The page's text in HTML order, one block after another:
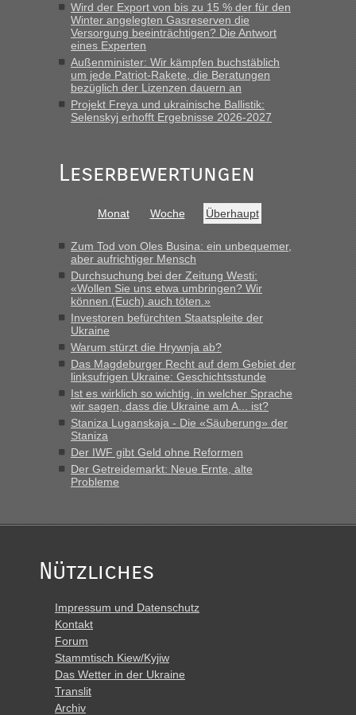
Minuten wurde dann die nächste Welle...“
Berichte und Reisetipps • Re: An welchem
Grenzübergang zwischen Polen und der Ukraine
geht es am schnellsten?
„Derzeit, ist es überall sehr voll an den Grenzen Ukraine/
Polen. Zb. Krakovets 100 PKW ca. 10 h Wartezeit. Wollen
Wird der Export von bis zu 15 % der für den
Winter angelegten Gasreserven die
Versorgung beeinträchtigen? Die Antwort
eines Experten
Außenminister: Wir kämpfen buchstäblich
um jede Patriot-Rakete, die Beratungen
bezüglich der Lizenzen dauern an
Projekt Freya und ukrainische Ballistik:
Selenskyj erhofft Ergebnisse 2026-2027
Leserbewertungen
Monat Woche Überhaupt
Zum Tod von Oles Busina: ein unbequemer,
aber aufrichtiger Mensch
Durchsuchung bei der Zeitung Westi:
«Wollen Sie uns etwa umbringen? Wir
können (Euch) auch töten.»
Investoren befürchten Staatspleite der
Ukraine
Warum stürzt die Hrywnja ab?
Das Magdeburger Recht auf dem Gebiet der
linksufrigen Ukraine: Geschichtsstunde
Ist es wirklich so wichtig, in welcher Sprache
wir sagen, dass die Ukraine am A... ist?
Staniza Luganskaja - Die «Säuberung» der
Staniza
Der IWF gibt Geld ohne Reformen
Der Getreidemarkt: Neue Ernte, alte
Probleme
Nützliches
Impressum und Datenschutz
Kontakt
Forum
Stammtisch Kiew/Kyjiw
Das Wetter in der Ukraine
Translit
Archiv